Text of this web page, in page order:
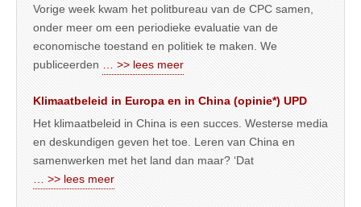
Vorige week kwam het politbureau van de CPC samen,
onder meer om een periodieke evaluatie van de
economische toestand en politiek te maken. We
publiceerden
… >> lees meer
Klimaatbeleid in Europa en in China (opinie*) UPD
Het klimaatbeleid in China is een succes. Westerse media
en deskundigen geven het toe. Leren van China en
samenwerken met het land dan maar? ‘Dat
… >> lees meer